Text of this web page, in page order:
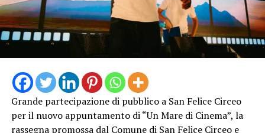
Grande partecipazione di pubblico a San Felice Circeo
per il nuovo appuntamento di “Un Mare di Cinema”, la
rassegna promossa dal Comune di San Felice Circeo e